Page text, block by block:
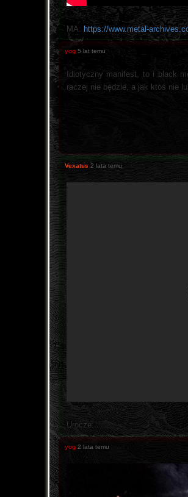
MA: https://www.metal-
yog 5 lat temu
Idiotyczny manifest, to i black
raczej nie będzie, a jak ktoś nie
Vexatus 2 lata temu
Urocze...
yog 2 lata temu